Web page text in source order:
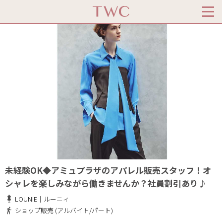
未経験OK◆アミュプラザのアパレル販売スタッフ！オ
シャレを楽しみながら働きませんか？社員割引あり♪
LOUNIE｜ルーニィ
ショップ販売 (アルバイト/パート)